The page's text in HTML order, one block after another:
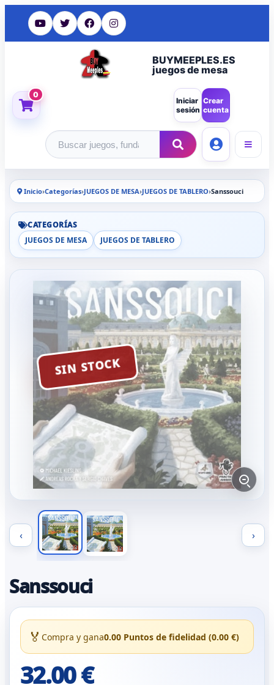
BUYMEEPLES.ES
juegos de mesa
0
Iniciar
sesión
Crear
cuenta
Buscar productos
Inicio›Categorías›JUEGOS DE MESA›JUEGOS DE TABLERO›Sanssouci
CATEGORÍAS
JUEGOS DE MESA
JUEGOS DE TABLERO
SIN STOCK
‹ ›
Sanssouci
🏅 Compra y gana0.00 Puntos de fidelidad (0.00 €)
32.00 €